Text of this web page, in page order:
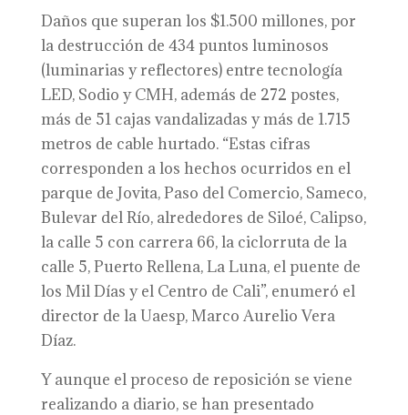
Daños que superan los $1.500 millones, por
la destrucción de 434 puntos luminosos
(luminarias y reflectores) entre tecnología
LED, Sodio y CMH, además de 272 postes,
más de 51 cajas vandalizadas y más de 1.715
metros de cable hurtado. “Estas cifras
corresponden a los hechos ocurridos en el
parque de Jovita, Paso del Comercio, Sameco,
Bulevar del Río, alrededores de Siloé, Calipso,
la calle 5 con carrera 66, la ciclorruta de la
calle 5, Puerto Rellena, La Luna, el puente de
los Mil Días y el Centro de Cali”, enumeró el
director de la Uaesp, Marco Aurelio Vera
Díaz.
Y aunque el proceso de reposición se viene
realizando a diario, se han presentado